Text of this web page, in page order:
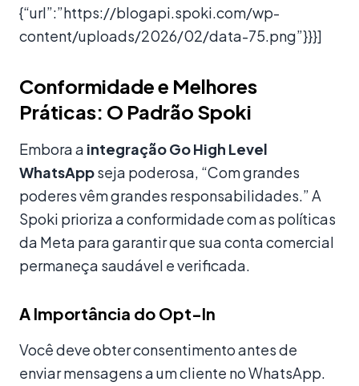
{“url”:”https://blogapi.spoki.com/wp-
content/uploads/2026/02/data-75.png”}}}]
Conformidade e Melhores
Práticas: O Padrão Spoki
Embora a integração Go High Level
WhatsAppseja poderosa, “Com grandes
poderes vêm grandes responsabilidades.” A
Spoki prioriza a conformidade com as políticas
da Meta para garantir que sua conta comercial
permaneça saudável e verificada.
A Importância do Opt-In
Você deve obter consentimento antes de
enviar mensagens a um cliente no WhatsApp.